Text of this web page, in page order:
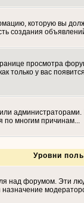
которую вы
создания
просмотра
у вас
по многим причинам...
Уровни
над форумом. Эти
назначение